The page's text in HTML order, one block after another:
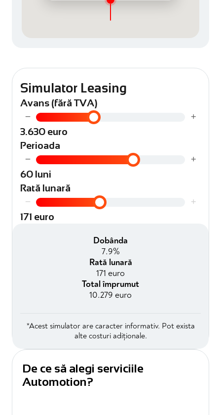
Simulator Leasing
Avans (fără TVA)
− +
3.630 euro
Perioada
− +
60 luni
Rată lunară
− +
171 euro
Dobânda
7.9%
Rată lunară
171 euro
Total împrumut
10.279 euro
*Acest simulator are caracter informativ. Pot exista
alte costuri adiționale.
De ce să alegi serviciile
Automotion?